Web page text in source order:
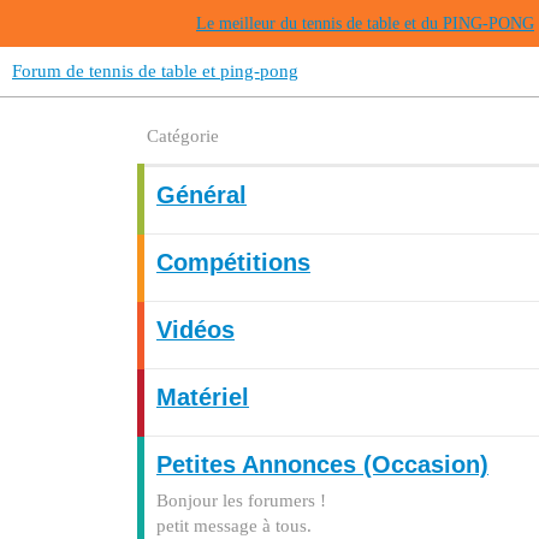
Le meilleur du tennis de table et du PING-PONG
Forum de tennis de table et ping-pong
Catégorie
Général
Compétitions
Vidéos
Matériel
Petites Annonces (Occasion)
Bonjour les forumers !
petit message à tous.